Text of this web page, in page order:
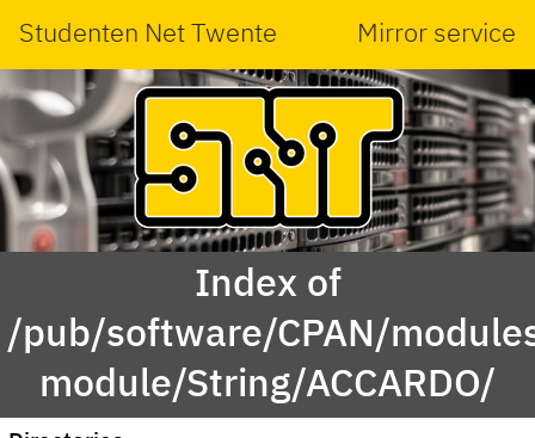
Studenten Net Twente Mirror service
Index of
/pub/software/CPAN/
module/String/ACCARDO/